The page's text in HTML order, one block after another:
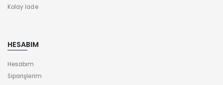
Kolay İade
HESABIM
Hesabım
Siparişlerim